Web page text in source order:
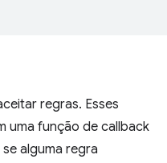
regras. Esses
uma função de callback
alguma regra